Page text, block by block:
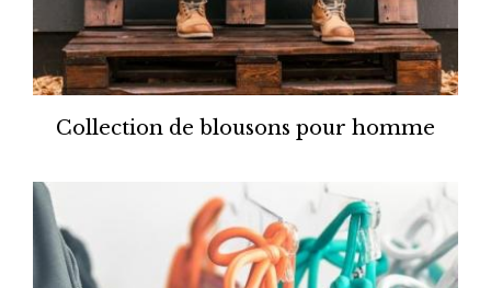
Collection de blousons pour homme